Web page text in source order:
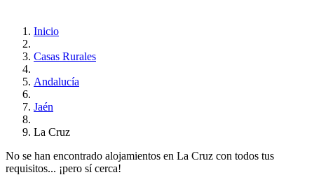
Inicio
Casas Rurales
Andalucía
Jaén
La Cruz
No se han encontrado alojamientos en La Cruz con todos tus
requisitos... ¡pero sí cerca!